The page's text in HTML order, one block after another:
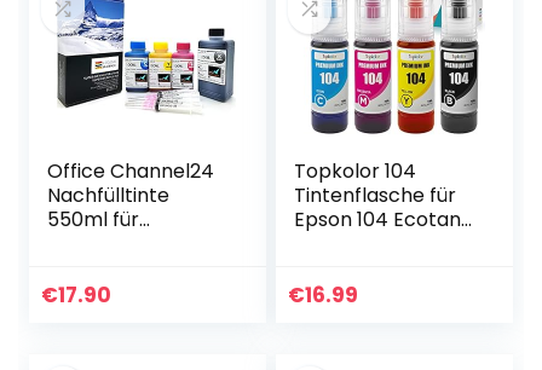
Office Channel24
Nachfülltinte
550ml für
Deskjet 1110 2130
€17.90
Topkolor 104
Tintenflasche für
Epson 104 Ecotank
ET-2710 ET‑2711
€16.99